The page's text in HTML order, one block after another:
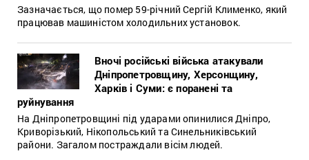
Зазначається, що помер 59-річний Сергій Клименко, який
працював машиністом холодильних установок.
Вночі російські війська атакували
Дніпропетровщину, Херсонщину,
Харків і Суми: є поранені та
руйнування
На Дніпропетровщині під ударами опинилися Дніпро,
Криворізький, Нікопольський та Синельниківський
райони. Загалом постраждали вісім людей.